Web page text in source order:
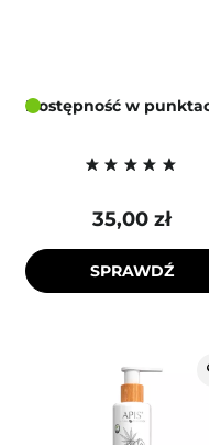
Dostępność w
35,00 zł
SPRAWDŹ